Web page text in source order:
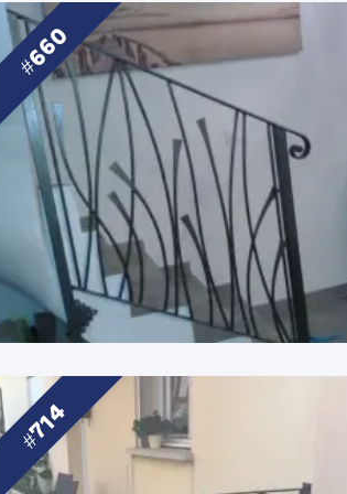
660
714